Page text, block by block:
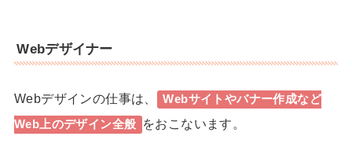
Webデザイナー
Webデザインの仕事は、
Webサイトやバナー作成など
Web上のデザイン全般
をおこないます。